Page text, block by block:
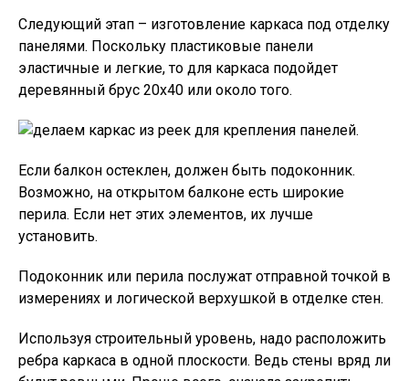
Следующий этап – изготовление каркаса под отделку
панелями. Поскольку пластиковые панели
эластичные и легкие, то для каркаса подойдет
деревянный брус 20х40 или около того.
Если балкон остеклен, должен быть подоконник.
Возможно, на открытом балконе есть широкие
перила. Если нет этих элементов, их лучше
установить.
Подоконник или перила послужат отправной точкой в
измерениях и логической верхушкой в отделке стен.
Используя строительный уровень, надо расположить
ребра каркаса в одной плоскости. Ведь стены вряд ли